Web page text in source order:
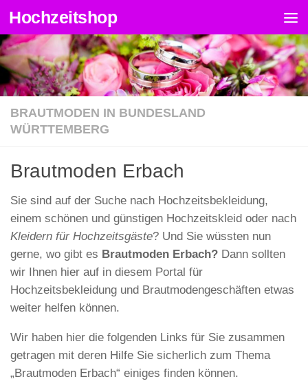
Zum Inhalt springen
Hochzeitshop
BRAUTMODEN IN BUNDESLAND
WÜRTTEMBERG
Brautmoden Erbach
Sie sind auf der Suche nach Hochzeitsbekleidung,
einem schönen und günstigen Hochzeitskleid oder nach
Kleidern für Hochzeitsgäste? Und Sie wüssten nun
gerne, wo gibt es Brautmoden Erbach? Dann sollten
wir Ihnen hier auf in diesem Portal für
Hochzeitsbekleidung und Brautmodengeschäften etwas
weiter helfen können.
Wir haben hier die folgenden Links für Sie zusammen
getragen mit deren Hilfe Sie sicherlich zum Thema
„Brautmoden Erbach“ einiges finden können.